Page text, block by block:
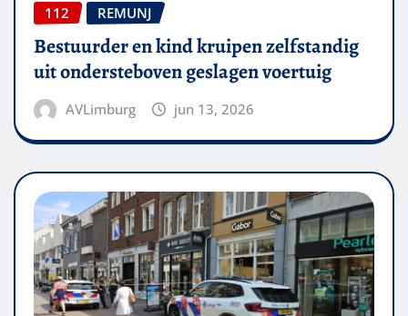
112 REMUNJ
Bestuurder en kind kruipen zelfstandig
uit ondersteboven geslagen voertuig
AVLimburg jun 13, 2026